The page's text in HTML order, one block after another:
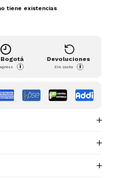
tiene existencias
Bogotá
i
Devoluciones
Sin costo i